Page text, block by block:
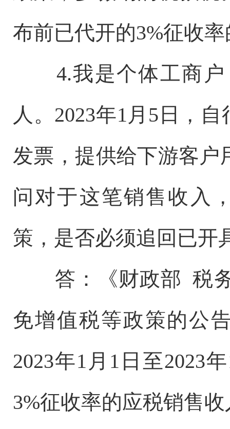
布前已代开的3%征收
4.我是个体工商
人。2023年1月5日，
发票，提供给下游客户
问对于这笔销售收入
策，是否必须追回已开
答：《财政部 税
免增值税等政策的公
2023年1月1日至2023
3%征收率的应税销售